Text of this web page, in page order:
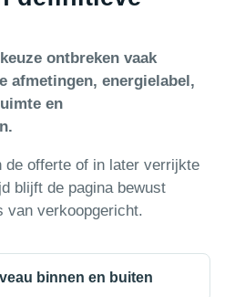
ontbreken vaak
afmetingen, energielabel,
en
de offerte of in later verrijkte
blijft de pagina bewust
van verkoopgericht.
binnen en buiten